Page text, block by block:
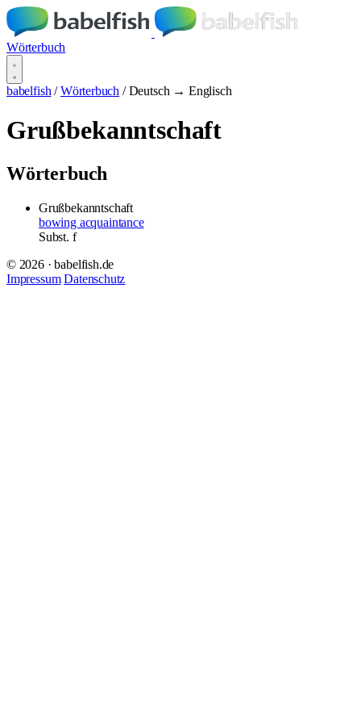
Wörterbuch
babelfish / Wörterbuch / Deutsch → Englisch
Grußbekanntschaft
Wörterbuch
Grußbekanntschaft
bowing acquaintance
Subst. f
© 2026 · babelfish.de
Impressum Datenschutz